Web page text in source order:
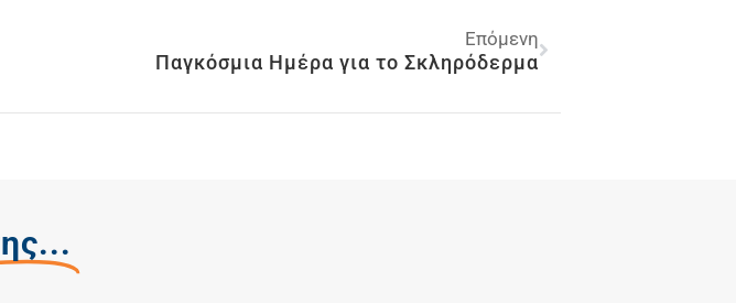
Επόμενη
Παγκόσμια Ημέρα για το Σκληρόδερμα